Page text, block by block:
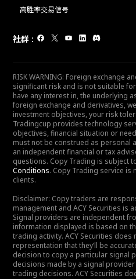
高胜率交易信号
社群 :
RISK WARNING: Foreign exchange
significant risk and is not suitable
have any interest in, the underlying
foreign exchange and derivatives,
investment objectives, your risk
Tradingcup provides technology
objectives, financial situation or
must not be construed as personal
an independent financial or tax
questions. Copy Trading is subject
Conditions. Copy Trading service is
clients.
Disclaimer: Copy traders are
management and ACY Securities is
Signal providers are independent
information displayed is based on
trading activity. ACY Securities does
representation that they’ll be
decision to copy a particular signal
decisions made by a signal
trading decisions. ACY Securities